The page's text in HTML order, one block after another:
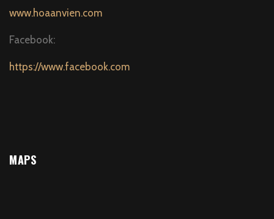
www.hoaanvien.com
Facebook:
https://www.facebook.com
MAPS